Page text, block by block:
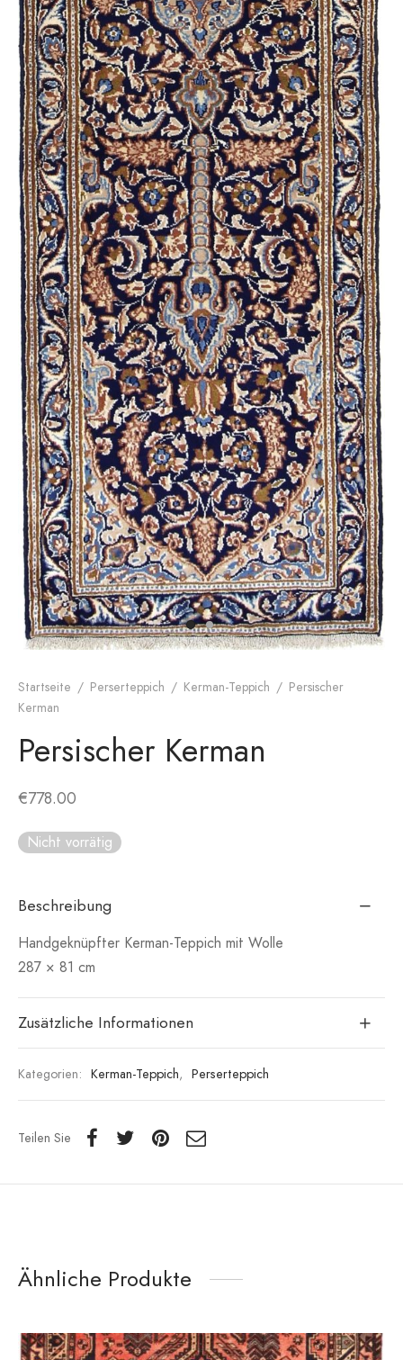
Startseite / Perserteppich / Kerman-Teppich / Persischer
Kerman
Persischer Kerman
€778.00
Nicht vorrätig
Beschreibung
Handgeknüpfter Kerman-Teppich mit Wolle
287 × 81 cm
Zusätzliche Informationen
Kategorien: Kerman-Teppich, Perserteppich
Teilen Sie
Ähnliche Produkte